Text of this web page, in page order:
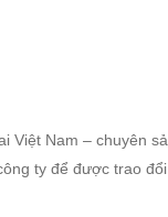
Việt Nam – chuyên
ty để được trao